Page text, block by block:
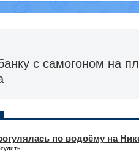
с самогоном на
по водоёму на